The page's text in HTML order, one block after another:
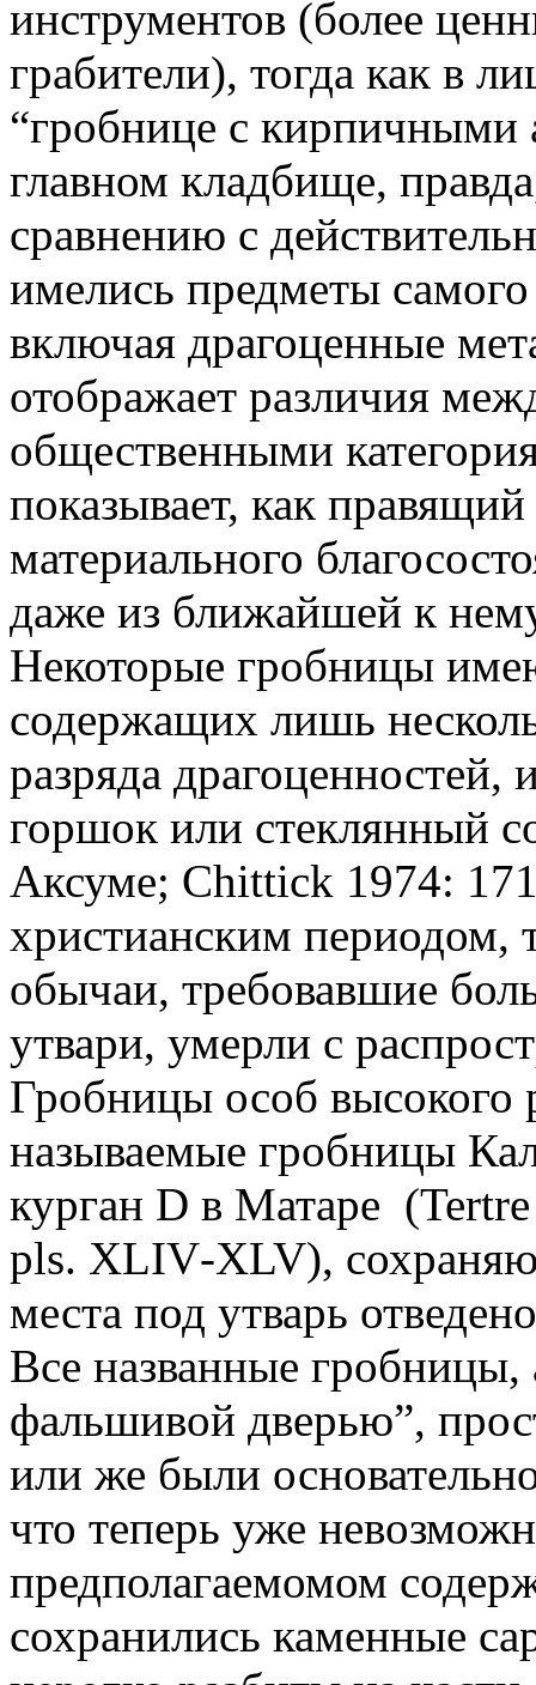
инструментов (более
грабители), тогда как в
“гробнице с кирпичными
главном кладбище,
сравнению с
имелись предметы самого
включая драгоценные
отображает различия
общественными
показывает, как
материального
даже из ближайшей к
Некоторые гробницы
содержащих лишь
разряда драгоценностей,
горшок или стеклянный
Аксуме; Chittick 1974:
христианским периодом,
обычаи, требовавшие
утвари, умерли с
Гробницы особ высокого
называемые гробницы
курган D в Матаре (Tertre
pls. XLIV-XLV),
места под утварь
Все названные
фальшивой дверью”,
или же были
что теперь уже
предполагаемомом
сохранились каменные